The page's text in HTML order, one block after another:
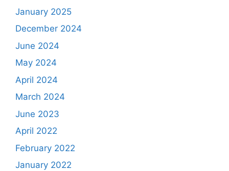
January 2025
December 2024
June 2024
May 2024
April 2024
March 2024
June 2023
April 2022
February 2022
January 2022